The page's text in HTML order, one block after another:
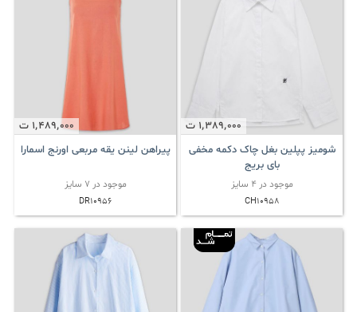
1٬389٬000 ت
شومیز پپلین بغل چاک دکمه مخفی
بای بریج
موجود در 4 سایز
CH10958
1٬489٬000 ت
پیراهن لینن یقه مربعی اورنج اسمارا
موجود در 7 سایز
DR10956